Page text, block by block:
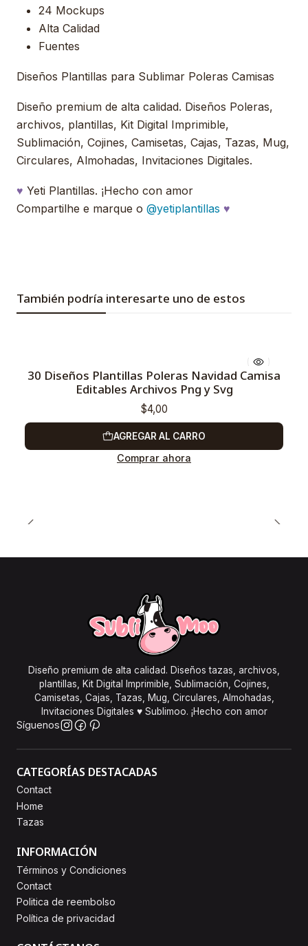
24 Mockups
Alta Calidad
Fuentes
Diseños Plantillas para Sublimar Poleras Camisas
Diseño premium de alta calidad. Diseños Poleras,
archivos, plantillas, Kit Digital Imprimible,
Sublimación, Cojines, Camisetas, Cajas, Tazas, Mug,
Circulares, Almohadas, Invitaciones Digitales.
♥ Yeti Plantillas. ¡Hecho con amor
Compartilhe e marque o @yetiplantillas ♥
También podría interesarte uno de estos
30 Diseños Plantillas Poleras Navidad Camisa
Editables Archivos Png y Svg
$4,00
AGREGAR AL CARRO
Comprar ahora
Diseño premium de alta calidad. Diseños tazas, archivos,
plantillas, Kit Digital Imprimible, Sublimación, Cojines,
Camisetas, Cajas, Tazas, Mug, Circulares, Almohadas,
Invitaciones Digitales ♥ Sublimoo. ¡Hecho con amor
Síguenos
CATEGORÍAS DESTACADAS
Contact
Home
Tazas
INFORMACIÓN
Términos y Condiciones
Contact
Politica de reembolso
Política de privacidad